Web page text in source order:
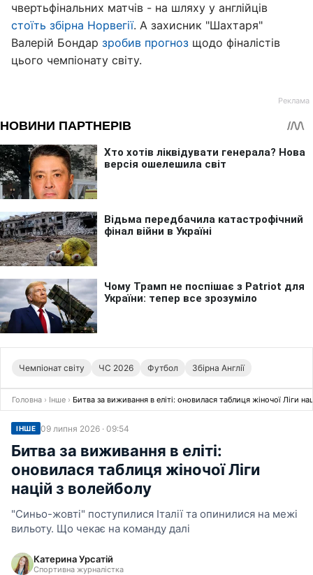
чвертьфінальних матчів - на шляху у англійців
стоїть збірна Норвегії. А захисник "Шахтаря"
Валерій Бондар зробив прогноз щодо фіналістів
цього чемпіонату світу.
Чемпіонат світу ЧС 2026 Футбол Збірна Англії
Головна › Інше › Битва за виживання в еліті: оновилася таблиця жіночої Ліги
ІНШЕ 09 липня 2026 · 09:54
Битва за виживання в еліті:
оновилася таблиця жіночої Ліги
націй з волейболу
"Синьо-жовті" поступилися Італії та опинилися на межі
вильоту. Що чекає на команду далі
Катерина Урсатій
Спортивна журналістка